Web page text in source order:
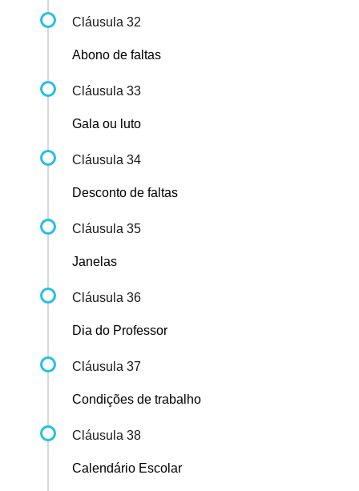
Cláusula 32
Abono de faltas
Cláusula 33
Gala ou luto
Cláusula 34
Desconto de faltas
Cláusula 35
Janelas
Cláusula 36
Dia do Professor
Cláusula 37
Condições de trabalho
Cláusula 38
Calendário Escolar